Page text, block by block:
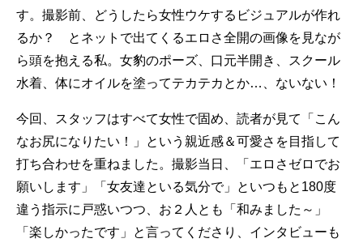
す。撮影前、どうしたら女性ウケするビジュアルが作れ
るか？ とネットで出てくるエロさ全開の画像を見なが
ら頭を抱える私。女豹のポーズ、口元半開き、スクール
水着、体にオイルを塗ってテカテカとか…、ないない！
今回、スタッフはすべて女性で固め、読者が見て「こん
なお尻になりたい！」という親近感＆可愛さを目指して
打ち合わせを重ねました。撮影当日、「エロさゼロでお
願いします」「女友達といる気分で」といつもと180度
違う指示に戸惑いつつ、お２人とも「和みました～」
「楽しかったです」と言ってくださり、インタビューも